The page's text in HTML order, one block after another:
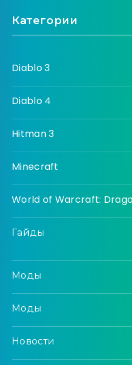
Категории
Diablo 3
Diablo 4
Hitman 3
Minecraft
World of Warcraft:
Гайды
Моды
Моды
Новости